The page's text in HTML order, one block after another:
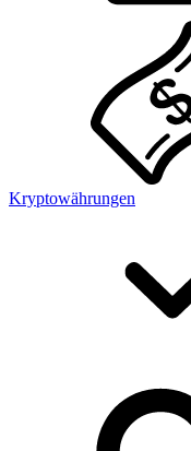
Kryptowährungen